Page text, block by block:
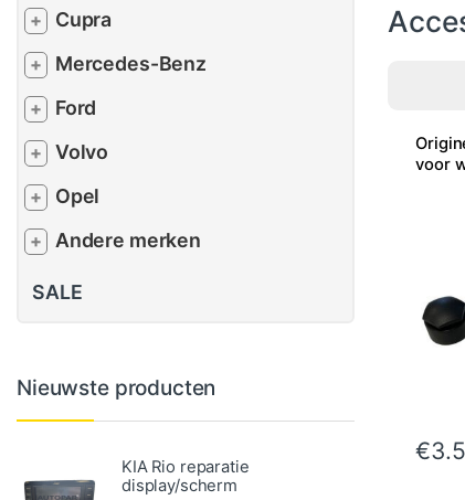
voor
€
+ Cupra
+ Mercedes-Benz
+ Ford
+ Volvo
+ Opel
+ Andere merken
SALE
Nieuwste producten
KIA Rio reparatie
display/scherm